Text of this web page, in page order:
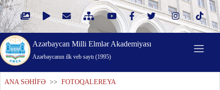
Azərbaycan Milli Elmlər Akademiyası
Azərbaycanın ilk veb saytı (1995)
ANA SƏHİFƏ >> FOTOQALEREYA